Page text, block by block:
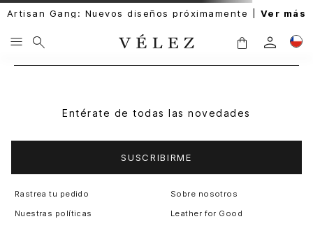
Artisan Gang: Nuevos diseños próximamente | Ver más
Entérate de todas las novedades
SUSCRIBIRME
Rastrea tu pedido
Nuestras políticas
Sobre nosotros
Leather for Good